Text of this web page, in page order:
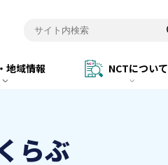
地域情報 NCTについて
らぶ